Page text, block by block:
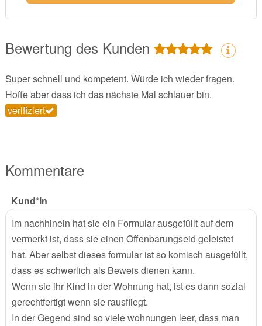
Bewertung des Kunden
Super schnell und kompetent. Würde ich wieder fragen.
Hoffe aber dass ich das nächste Mal schlauer bin.
verifiziert
Kommentare
Kund*in
Im nachhinein hat sie ein Formular ausgefüllt auf dem
vermerkt ist, dass sie einen Offenbarungseid geleistet
hat. Aber selbst dieses formular ist so komisch ausgefüllt,
dass es schwerlich als Beweis dienen kann.
Wenn sie ihr Kind in der Wohnung hat, ist es dann sozial
gerechtfertigt wenn sie rausfliegt.
In der Gegend sind so viele wohnungen leer, dass man